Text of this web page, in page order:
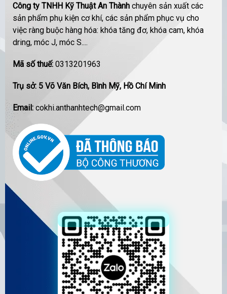
Công ty TNHH Kỹ Thuật An Thành chuyên sản xuất các
sản phẩm phụ kiện cơ khí, các sản phẩm phục vụ cho
việc ràng buộc hàng hóa: khóa tăng đơ, khóa cam, khóa
dring, móc J, móc S....
Mã số thuế: 0313201963
Trụ sở: 5 Võ Văn Bích, Bình Mỹ, Hồ Chí Minh
Email: cokhi.anthanhtech@gmail.com